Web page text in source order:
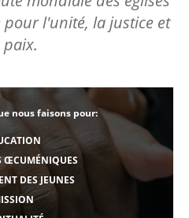
l'unité, la justice et
nous faisons pour:
ŒCUMÉNIQUES
DES JEUNES